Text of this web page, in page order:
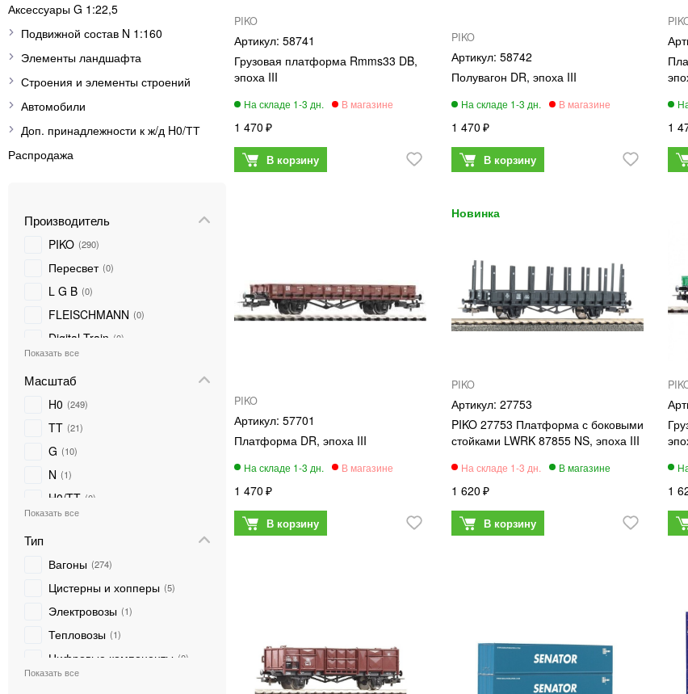
Аксессуары G 1:22,5
Подвижной состав N 1:160
Элементы ландшафта
Строения и элементы строений
Автомобили
Доп. принадлежности к ж/д H0/ТТ
Распродажа
Производитель
PIKO 290
Пересвет 0
L G B 0
FLEISCHMANN 0
Digital Train 0
ТТ-модель
ROCO
Marklin
Евротрейн
TILLIG
NOCH
DIORAMATECH 3
Масштаб
H0 249
TT 21
G 10
N 1
H0/TT 0
Тип
Вагоны 274
Цистерны и хопперы 5
Электровозы 1
Тепловозы 1
Цифровые компоненты 0
Автомобили
PIKO
58741
Грузовая платформа Rmms33 DB,
эпоха III
1 470
PIKO
58742
Полувагон DR, эпоха III
1 470 1
PIKO
57701
Платформа DR, эпоха III
1 470
PIKO
27753
PIKO 27753 Платформа с боковыми
стойками LWRK 87855 NS, эпоха III
1 620 1